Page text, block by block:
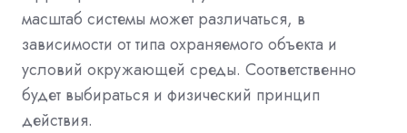
масштаб системы может различаться, в
зависимости от типа охраняемого объекта и
условий окружающей среды. Соответственно
будет выбираться и физический принцип
действия.